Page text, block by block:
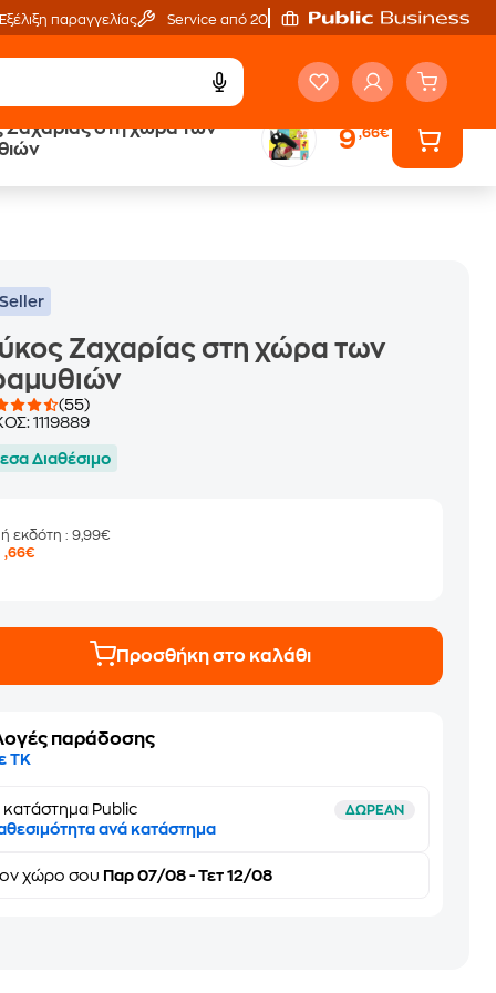
Εξέλιξη παραγγελίας Service από 20'
Ζαχαρίας στη χώρα των
9,66€
Ζαχαρίας στη χώρα των
(55)
1119889
Διαθέσιμο
εκδότη: 9,99€
,66€
Προσθήκη στο καλάθι
παράδοσης
ΤΚ
κατάστημα Public ΔΩΡΕΑΝ
ανά κατάστημα
χώρο σου Παρ 07/08 - Τετ 12/08